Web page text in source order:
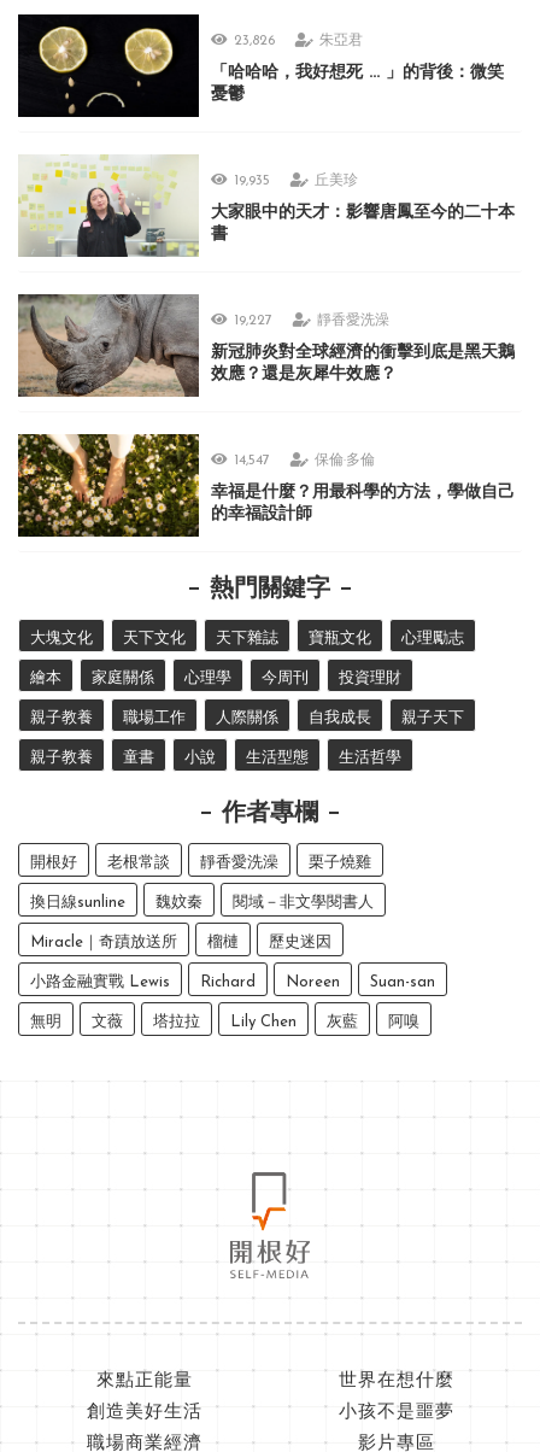
23,826 朱亞君
「哈哈哈，我好想死 ... 」的背後：微笑
憂鬱
19,935 丘美珍
大家眼中的天才：影響唐鳳至今的二十本
書
19,227 靜香愛洗澡
新冠肺炎對全球經濟的衝擊到底是黑天鵝
效應？還是灰犀牛效應？
14,547 保倫·多倫
幸福是什麼？用最科學的方法，學做自己
的幸福設計師
熱門關鍵字
大塊文化 天下文化 天下雜誌 寶瓶文化 心理勵志
繪本 家庭關係 心理學 今周刊 投資理財
親子教養 職場工作 人際關係 自我成長 親子天下
親子教養 童書 小說 生活型態 生活哲學
作者專欄
開根好 老根常談 靜香愛洗澡 栗子燒雞
換日線sunline 魏妏秦 閱域－非文學閱書人
Miracle｜奇蹟放送所 榴槤 歷史迷因
小路金融實戰 Lewis Richard Noreen Suan-san
無明 文薇 塔拉拉 Lily Chen 灰藍 阿嗅
來點正能量
世界在想什麼
創造美好生活
小孩不是噩夢
職場商業經濟
影片專區